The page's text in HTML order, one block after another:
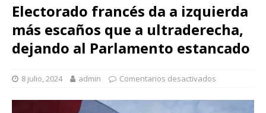
Electorado francés da a izquierda
más escaños que a ultraderecha,
dejando al Parlamento estancado
8 julio, 2024 admin Comentarios desactivados